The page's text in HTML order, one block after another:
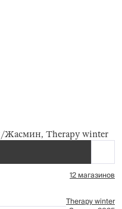
Жасмин, Therapy winter
12 магазинов
Therapy winter